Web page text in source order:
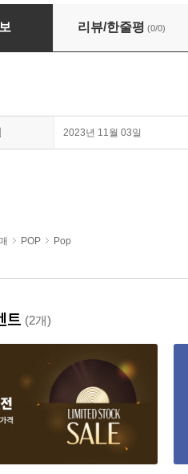
Call Off The Search (20th
리뷰/한줄평 (0/0)
2023년 11월 03일
POP Pop
트 (2개)